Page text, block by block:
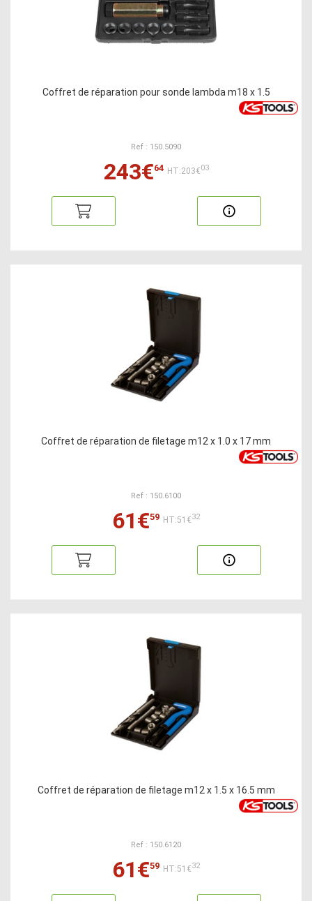
Coffret de réparation pour sonde lambda m18 x 1.5
Ref : 150.5090
243€64 HT:203€03
Coffret de réparation de filetage m12 x 1.0 x 17 mm
Ref : 150.6100
61€59 HT:51€32
Coffret de réparation de filetage m12 x 1.5 x 16.5 mm
Ref : 150.6120
61€59 HT:51€32